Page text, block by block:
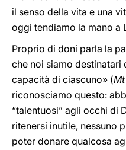
il senso della vita e una
oggi tendiamo la mano a
Proprio di doni parla la
che noi siamo destinatari
capacità di ciascuno» (Mt
riconosciamo questo:
“talentuosi” agli occhi di
ritenersi inutile, nessuno
poter donare qualcosa